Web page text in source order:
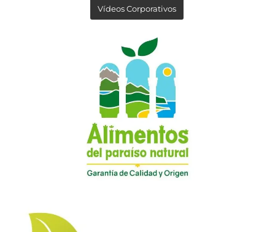
Vídeos Corporativos